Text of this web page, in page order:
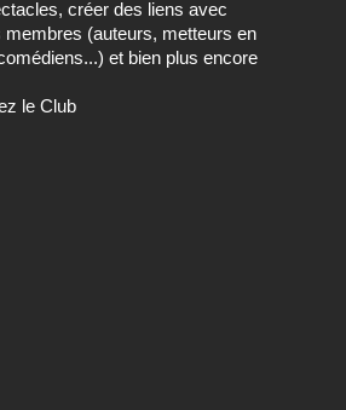
créer des liens avec
membres (auteurs, metteurs en
et bien plus encore
le Club